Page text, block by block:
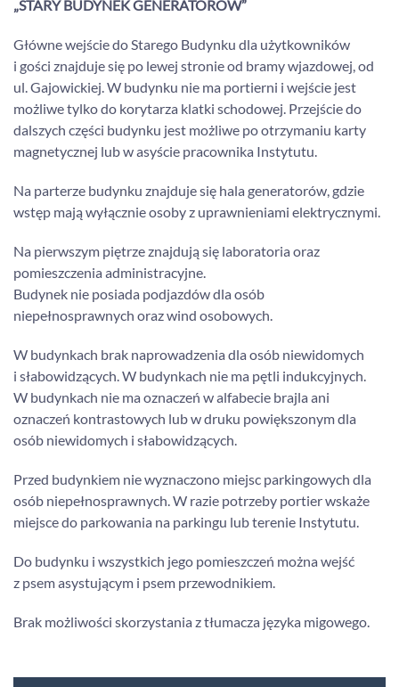
„STARY BUDYNEK GENERATORÓW”
Główne wejście do Starego Budynku dla użytkowników
i gości znajduje się po lewej stronie od bramy wjazdowej, od
ul. Gajowickiej. W budynku nie ma portierni i wejście jest
możliwe tylko do korytarza klatki schodowej. Przejście do
dalszych części budynku jest możliwe po otrzymaniu karty
magnetycznej lub w asyście pracownika Instytutu.
Na parterze budynku znajduje się hala generatorów, gdzie
wstęp mają wyłącznie osoby z uprawnieniami elektrycznymi.
Na pierwszym piętrze znajdują się laboratoria oraz
pomieszczenia administracyjne.
Budynek nie posiada podjazdów dla osób
niepełnosprawnych oraz wind osobowych.
W budynkach brak naprowadzenia dla osób niewidomych
i słabowidzących. W budynkach nie ma pętli indukcyjnych.
W budynkach nie ma oznaczeń w alfabecie brajla ani
oznaczeń kontrastowych lub w druku powiększonym dla
osób niewidomych i słabowidzących.
Przed budynkiem nie wyznaczono miejsc parkingowych dla
osób niepełnosprawnych. W razie potrzeby portier wskaże
miejsce do parkowania na parkingu lub terenie Instytutu.
Do budynku i wszystkich jego pomieszczeń można wejść
z psem asystującym i psem przewodnikiem.
Brak możliwości skorzystania z tłumacza języka migowego.